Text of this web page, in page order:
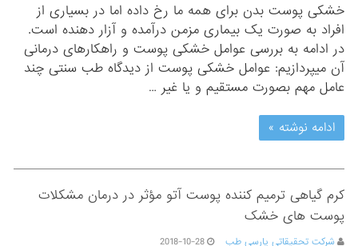
خشکی پوست بدن برای همه ما رخ داده اما در بسیاری از
افراد به صورت یک بیماری مزمن درآمده و آزار دهنده است.
در ادامه به بررسی عوامل خشکی پوست و راهکارهای درمانی
آن میپردازیم: عوامل خشکی پوست از دیدگاه طب سنتی چند
عامل مهم بصورت مستقیم و یا غیر …
ادامه نوشته »
کرم گیاهی ترمیم کننده پوست آتو مؤثر در درمان مشکلات
پوست های خشک
شرکت تحقیقاتی پارسی طب 2018-10-28